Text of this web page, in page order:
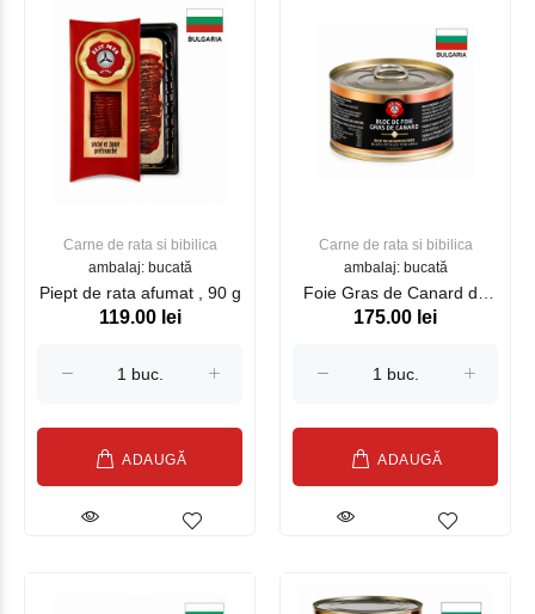
Carne de rata si bibilica
ambalaj: bucată
Piept de rata afumat , 90 g
119.00 lei
ADAUGĂ
Carne de rata si bibilica
ambalaj: bucată
Foie Gras de Canard de
rata , 150 g
175.00 lei
ADAUGĂ